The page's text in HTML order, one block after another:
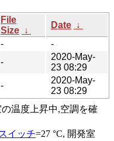
File
Size ↓
Date ↓
-
-
-
2020-May-
23 08:29
-
2020-May-
23 08:29